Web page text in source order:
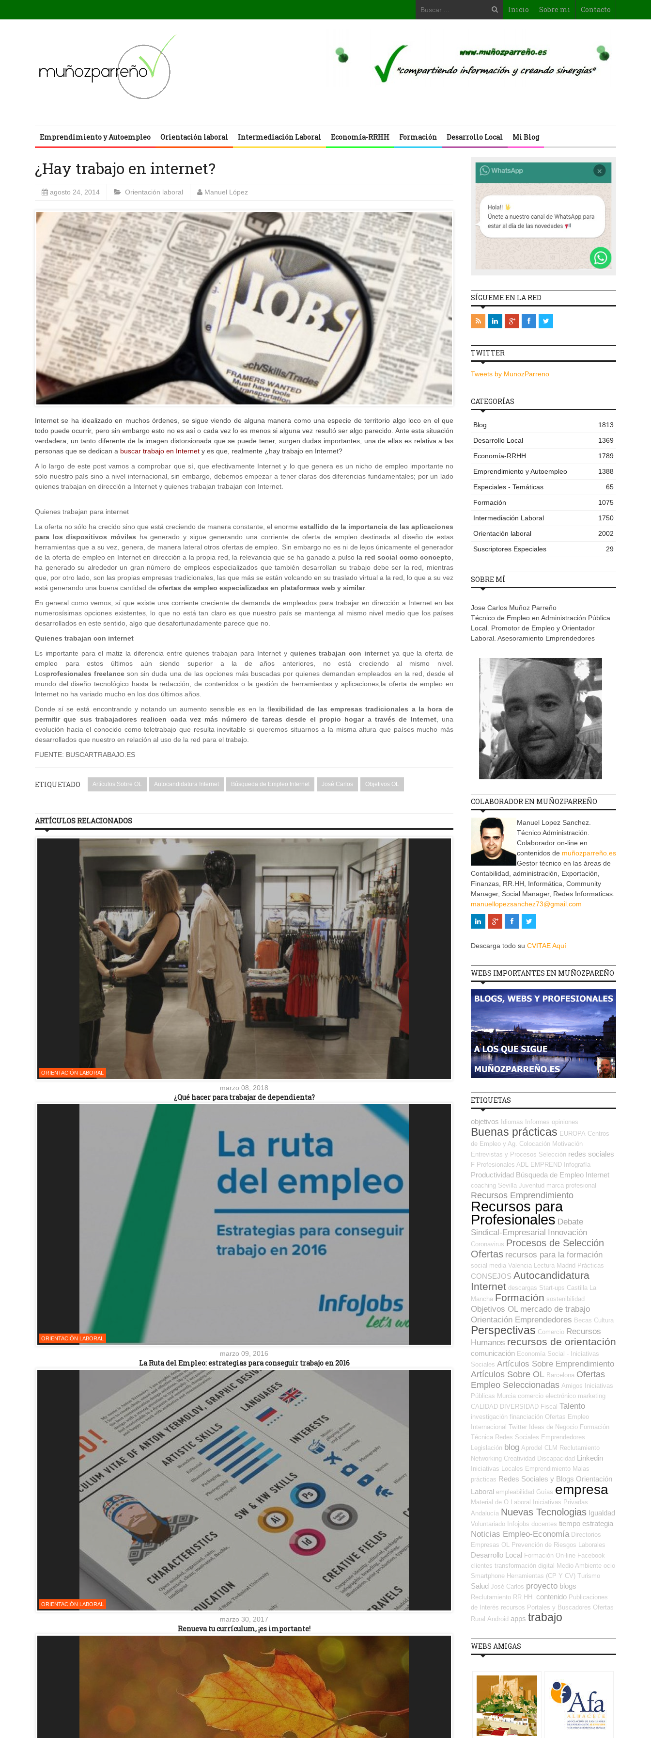
Inicio Sobre mi Contacto
Emprendimiento y Autoempleo Orientación laboral Intermediación Laboral Economía-RRHH Formación Desarrollo Local Mi Blog
¿Hay trabajo en internet?
agosto 24, 2014 Orientación laboral Manuel López
Internet se ha idealizado en muchos órdenes, se sigue viendo de alguna manera como una especie de territorio algo loco en el que
todo puede ocurrir, pero sin embargo esto no es así o cada vez lo es menos si alguna vez resultó ser algo parecido. Ante esta situación
verdadera, un tanto diferente de la imagen distorsionada que se puede tener, surgen dudas importantes, una de ellas es relativa a las
personas que se dedican a buscar trabajo en Internet y es que, realmente ¿hay trabajo en Internet?
A lo largo de este post vamos a comprobar que sí, que efectivamente Internet y lo que genera es un nicho de empleo importante no
sólo nuestro país sino a nivel internacional, sin embargo, debemos empezar a tener claras dos diferencias fundamentales; por un lado
quienes trabajan en dirección a Internet y quienes trabajan trabajan con Internet.
Quienes trabajan para internet
La oferta no sólo ha crecido sino que está creciendo de manera constante, el enorme estallido de la importancia de las aplicaciones
para los dispositivos móviles ha generado y sigue generando una corriente de oferta de empleo destinada al diseño de estas
herramientas que a su vez, genera, de manera lateral otros ofertas de empleo. Sin embargo no es ni de lejos únicamente el generador
de la oferta de empleo en Internet en dirección a la propia red, la relevancia que se ha ganado a pulso la red social como concepto,
ha generado su alrededor un gran número de empleos especializados que también desarrollan su trabajo debe ser la red, mientras
que, por otro lado, son las propias empresas tradicionales, las que más se están volcando en su traslado virtual a la red, lo que a su vez
está generando una buena cantidad de ofertas de empleo especializadas en plataformas web y similar.
En general como vemos, sí que existe una corriente creciente de demanda de empleados para trabajar en dirección a Internet en las
numerosísimas opciones existentes, lo que no está tan claro es que nuestro país se mantenga al mismo nivel medio que los países
desarrollados en este sentido, algo que desafortunadamente parece que no.
Quienes trabajan con internet
Es importante para el matiz la diferencia entre quienes trabajan para Internet y quienes trabajan con internet ya que la oferta de
empleo para estos últimos aún siendo superior a la de años anteriores, no está creciendo al mismo nivel.
Losprofesionales freelance son sin duda una de las opciones más buscadas por quienes demandan empleados en la red, desde el
mundo del diseño tecnológico hasta la redacción, de contenidos o la gestión de herramientas y aplicaciones,la oferta de empleo en
Internet no ha variado mucho en los dos últimos años.
Donde sí se está encontrando y notando un aumento sensible es en la flexibilidad de las empresas tradicionales a la hora de
permitir que sus trabajadores realicen cada vez más número de tareas desde el propio hogar a través de Internet, una
evolución hacia el conocido como teletrabajo que resulta inevitable si queremos situarnos a la misma altura que países mucho más
desarrollados que nuestro en relación al uso de la red para el trabajo.
FUENTE: BUSCARTRABAJO.ES
ETIQUETADO Artículos Sobre OL Autocandidatura Internet Búsqueda de Empleo Internet José Carlos Objetivos OL
ARTÍCULOS RELACIONADOS
ORIENTACIÓN LABORAL
marzo 08, 2018
¿Qué hacer para trabajar de dependienta?
ORIENTACIÓN LABORAL
marzo 09, 2016
La Ruta del Empleo: estrategias para conseguir trabajo en 2016
ORIENTACIÓN LABORAL
marzo 30, 2017
Renueva tu currículum, ¡es importante!
SÍGUEME EN LA RED
TWITTER
Tweets by MunozParreno
CATEGORÍAS
Blog
1813
Desarrollo Local
1369
Economía-RRHH
1789
Emprendimiento y Autoempleo
1388
Especiales - Temáticas
65
Formación
1075
Intermediación Laboral
1750
Orientación laboral
2002
Suscriptores Especiales
29
SOBRE MÍ
Jose Carlos Muñoz Parreño
Técnico de Empleo en Administración Pública
Local. Promotor de Empleo y Orientador
Laboral. Asesoramiento Emprendedores
COLABORADOR EN MUÑOZPARREÑO
Manuel Lopez Sanchez.
Técnico Administración.
Colaborador on-line en
contenidos de muñozparreño.es
Gestor técnico en las áreas de
Contabilidad, administración, Exportación,
Finanzas, RR.HH, Informática, Community
Manager, Social Manager, Redes Informaticas.
manuellopezsanchez73@gmail.com
Descarga todo su CVITAE Aquí
WEBS IMPORTANTES EN MUÑOZPAREÑO
ETIQUETAS
objetivos Idiomas Informes opiniones
Buenas prácticas EUROPA Centros
de Empleo y Ag. Colocación Motivación
Entrevistas y Procesos Selección redes sociales
F Profesionales ADL EMPREND Infografía
Productividad Búsqueda de Empleo Internet
coaching Sevilla Juventud marca profesional
Recursos Emprendimiento
Recursos para
Profesionales Debate
Sindical-Empresarial Innovación
Coronavirus Procesos de Selección
Ofertas recursos para la formación
social media Valencia Lectura Madrid Prácticas
CONSEJOS Autocandidatura
Internet descargas Start-ups Castilla La
Mancha Formación sostenibilidad
Objetivos OL mercado de trabajo
Orientación Emprendedores Becas Cultura
Perspectivas Comercio Recursos
Humanos recursos de orientación
comunicación Economía Social - Iniciativas
Sociales Artículos Sobre Emprendimiento
Artículos Sobre OL Barcelona Ofertas
Empleo Seleccionadas Amigos
Iniciativas
Públicas Murcia comercio electrónico marketing
CALIDAD DIVERSIDAD Fiscal Talento
investigación financiación Ofertas Empleo
Internacional Twitter Ideas de Negocio Formación
Técnica Redes Sociales Emprendedores
Legislación blog Aprodel CLM Reclutamiento
Networking Creatividad Discapacidad Linkedin
Iniciativas Locales Emprendimiento Malas
prácticas Redes Sociales y Blogs Orientación
Laboral empleabilidad Guías empresa
Material de O.Laboral
Iniciativas Privadas
Andalucía Nuevas Tecnologias Igualdad
Voluntariado Infojobs docentes tiempo estrategia
Noticias Empleo-Economía Directorios
Empresas OL
Prevención de Riesgos Laborales
Desarrollo Local Formación On-line Facebook
clientes transformación digital Medio Ambiente ocio
Smartphone Herramientas (CP Y CV) Turismo
Salud José Carlos proyecto blogs
Reclutamiento RR.HH. contenido Publicaciones
de Interés recursos Portales y Buscadores Ofertas
Rural Android apps trabajo
WEBS AMIGAS